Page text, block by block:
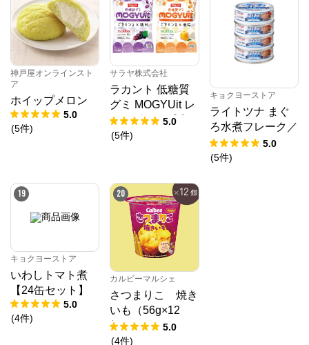
神戸屋オンラインスト
ア
ホイップメロン
5.0
(5件)
サラヤ株式会社
ラカント 低糖質
グミ MOGYUit レ
ッドグレープ味＆
ゴールデンピーチ
5.0
(5件)
キョクヨーストア
ライトツナ まぐ
ろ水煮フレーク／
70g
5.0
(5件)
19
キョクヨーストア
いわしトマト煮
【24缶セット】
5.0
(4件)
20
カルビーマルシェ
さつまりこ 焼き
いも（56g×12
個）
5.0
(4件)